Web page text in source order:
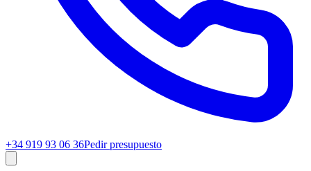
+34 919 93 06 36Pedir presupuesto